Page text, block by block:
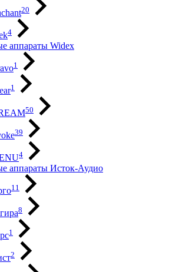
20
4
аппараты Widex
1
1
50
39
4
аппараты Исток-Аудио
11
8
1
2